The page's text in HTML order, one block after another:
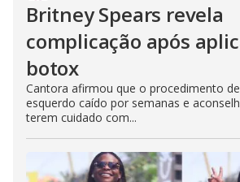
Britney Spears revela
complicação após
botox
Cantora afirmou que o procedimento
esquerdo caído por semanas e
terem cuidado com...